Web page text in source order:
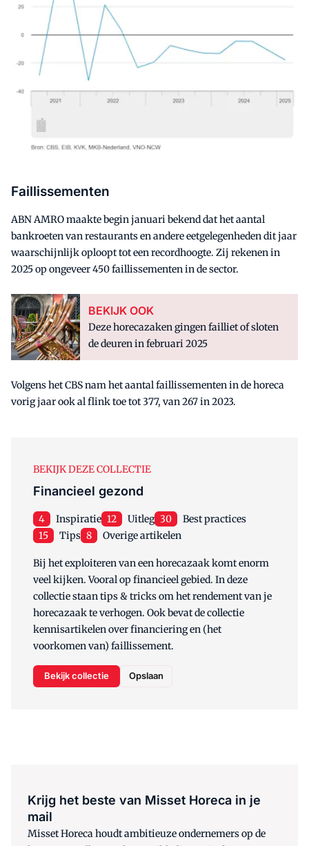
Faillissementen
ABN AMRO maakte begin januari bekend dat het aantal
bankroeten van restaurants en andere eetgelegenheden dit jaar
waarschijnlijk oploopt tot een recordhoogte. Zij rekenen in
2025 op ongeveer 450 faillissementen in de sector.
BEKIJK OOK
Deze horecazaken gingen failliet of sloten
de deuren in februari 2025
Volgens het CBS nam het aantal faillissementen in de horeca
vorig jaar ook al flink toe tot 377, van 267 in 2023.
BEKIJK DEZE COLLECTIE
Financieel gezond
4 Inspiratie 12 Uitleg 30
Best practices
15
Tips 8 Overige artikelen
Bij het exploiteren van een horecazaak komt enorm
veel kijken. Vooral op financieel gebied. In deze
collectie staan tips & tricks om het rendement van je
horecazaak te verhogen. Ook bevat de collectie
kennisartikelen over financiering en (het
voorkomen van) faillissement.
Bekijk collectie Opslaan
Krijg het beste van Misset Horeca in je
mail
Misset Horeca houdt ambitieuze ondernemers op de